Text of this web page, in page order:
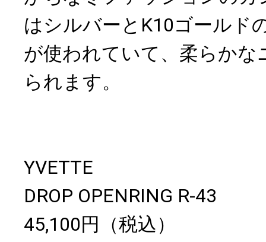
はシルバーとK10ゴールド
が使われていて、柔らかな
られます。
YVETTE
DROP OPENRING R-43
45,100円（税込）